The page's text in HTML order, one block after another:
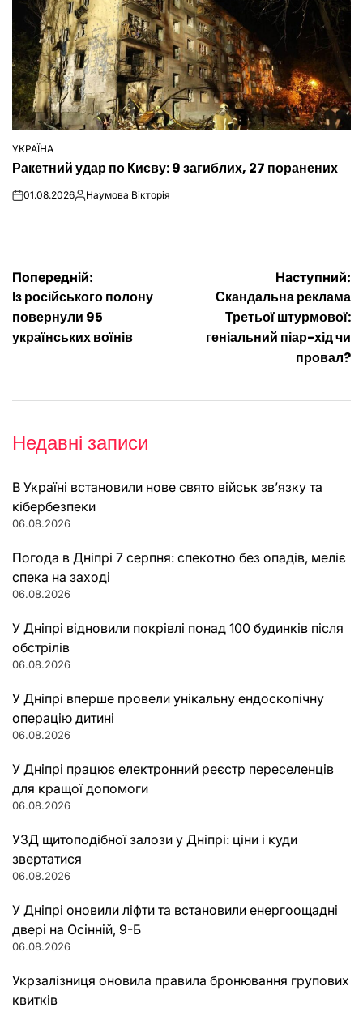
ОПУБЛІКУВАТИ
У
УКРАЇНА
Ракетний удар по Києву: 9 загиблих, 27 поранених
on01.08.2026Опубліковано
Наумова Вікторія
Навігація
записів
Попередній:
Із російського полону
повернули 95
українських воїнів
Наступний:
Скандальна реклама
Третьої штурмової:
геніальний піар-хід чи
провал?
Недавні записи
В Україні встановили нове свято військ зв’язку та
кібербезпеки
06.08.2026
Погода в Дніпрі 7 серпня: спекотно без опадів, меліє
спека на заході
06.08.2026
У Дніпрі відновили покрівлі понад 100 будинків після
обстрілів
06.08.2026
У Дніпрі вперше провели унікальну ендоскопічну
операцію дитині
06.08.2026
У Дніпрі працює електронний реєстр переселенців
для кращої допомоги
06.08.2026
УЗД щитоподібної залози у Дніпрі: ціни і куди
звертатися
06.08.2026
У Дніпрі оновили ліфти та встановили енергоощадні
двері на Осінній, 9-Б
06.08.2026
Укрзалізниця оновила правила бронювання групових
квитків